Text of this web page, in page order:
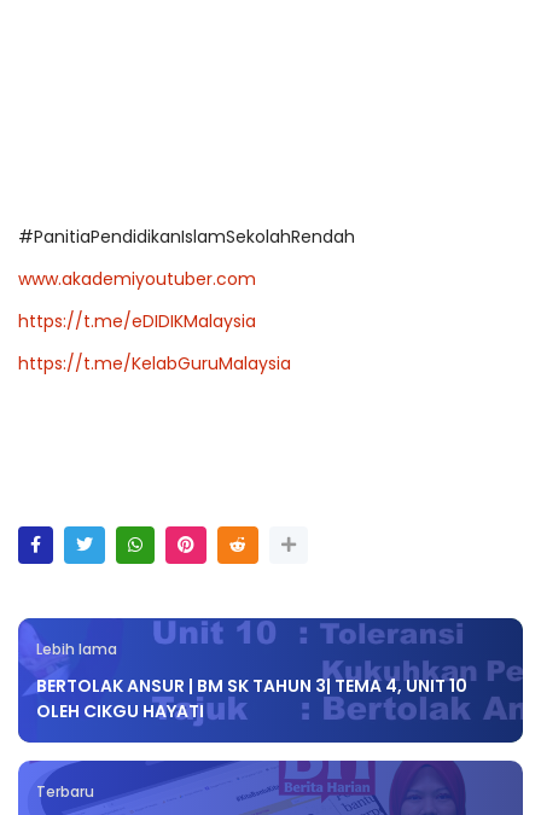
#PanitiaPendidikanIslamSekolahRendah
www.akademiyoutuber.com
https://t.me/eDIDIKMalaysia
https://t.me/KelabGuruMalaysia
Lebih lama
BERTOLAK ANSUR | BM SK TAHUN 3| TEMA 4, UNIT 10
OLEH CIKGU HAYATI
Terbaru